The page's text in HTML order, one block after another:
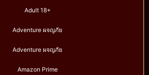
Adult 18+
Adventure ผจญภัย
Adventure ผจญภัย
Amazon Prime